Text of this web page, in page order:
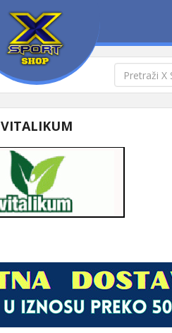
VITALIKUM